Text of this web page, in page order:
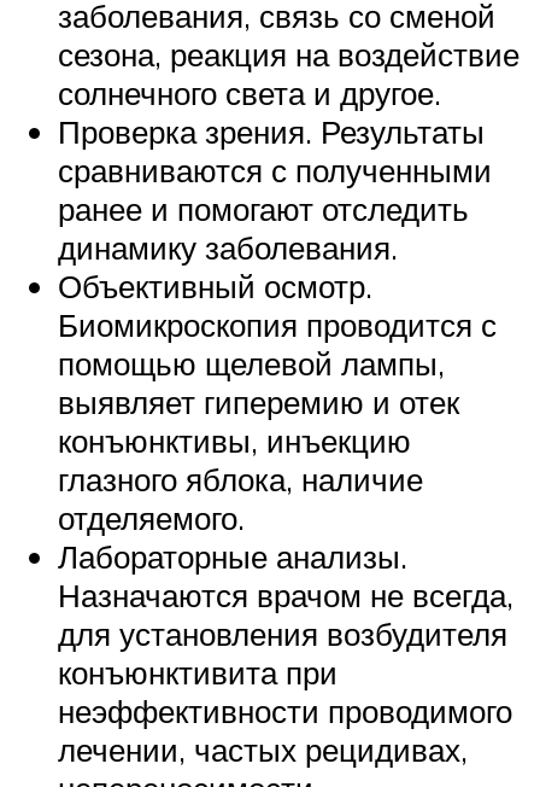
заболевания, связь со сменой
сезона, реакция на воздействие
солнечного света и другое.
Проверка зрения. Результаты
сравниваются с полученными
ранее и помогают отследить
динамику заболевания.
Объективный осмотр.
Биомикроскопия проводится с
помощью щелевой лампы,
выявляет гиперемию и отек
конъюнктивы, инъекцию
глазного яблока, наличие
отделяемого.
Лабораторные анализы.
Назначаются врачом не всегда,
для установления возбудителя
конъюнктивита при
неэффективности проводимого
лечении, частых рецидивах,